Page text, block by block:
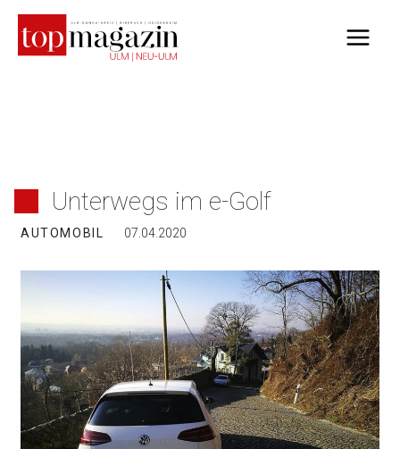
Inhalt
springen
Unterwegs im e-Golf
AUTOMOBIL 07.04.2020